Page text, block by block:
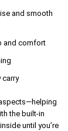
and smooth
and comfort
carry
the built-in
until you’re